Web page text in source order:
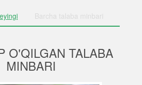
Barcha talaba minbari
O'QILGAN TALABA
MINBARI